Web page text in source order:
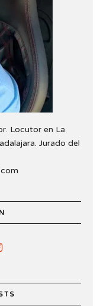
Locutor en La
Jurado del